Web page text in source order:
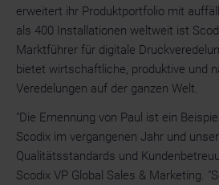
erweitert ihr Produktportfolio mit
als 400 Installationen weltweit ist
Marktführer für digitale
bietet wirtschaftliche, produktive und
Veredelungen auf der ganzen Welt.
"Die Ernennung von Paul ist ein
Scodix im vergangenen Jahr und
Qualitätsstandards und
Scodix VP Global Sales & Marketing.